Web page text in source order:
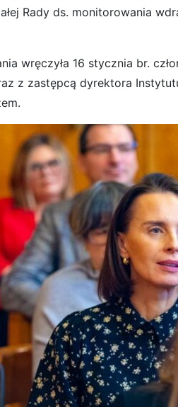
Rady ds. monitorowania
wręczyła 16 stycznia br.
z zastępcą dyrektora